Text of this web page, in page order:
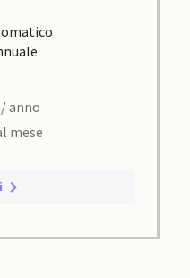
/ anno
mese